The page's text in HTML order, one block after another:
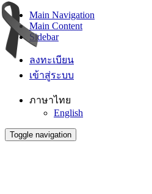
Main Navigation
Main Content
Sidebar
ลงทะเบียน
เข้าสู่ระบบ
ภาษาไทย
English
Toggle navigation